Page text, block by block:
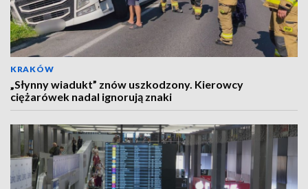
KRAKÓW
„Słynny wiadukt” znów uszkodzony. Kierowcy
ciężarówek nadal ignorują znaki